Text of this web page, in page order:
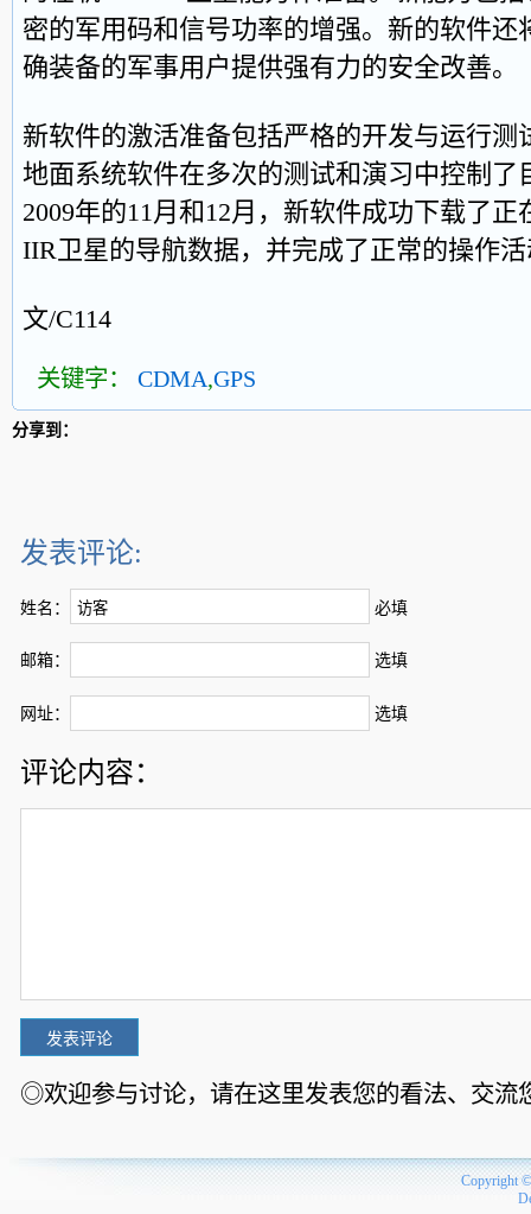
密的军用码和信号功率的增强。新的软件还
确装备的军事用户提供强有力的安全改善。
新软件的激活准备包括严格的开发与运行测
地面系统软件在多次的测试和演习中控制了
2009年的11月和12月，新软件成功下载了正
IIR卫星的导航数据，并完成了正常的操作
文/C114
关键字： CDMA,GPS
分享到：
发表评论:
姓名： 必填
邮箱： 选填
网址： 选填
评论内容：
◎欢迎参与讨论，请在这里发表您的看法、交流
Copyright